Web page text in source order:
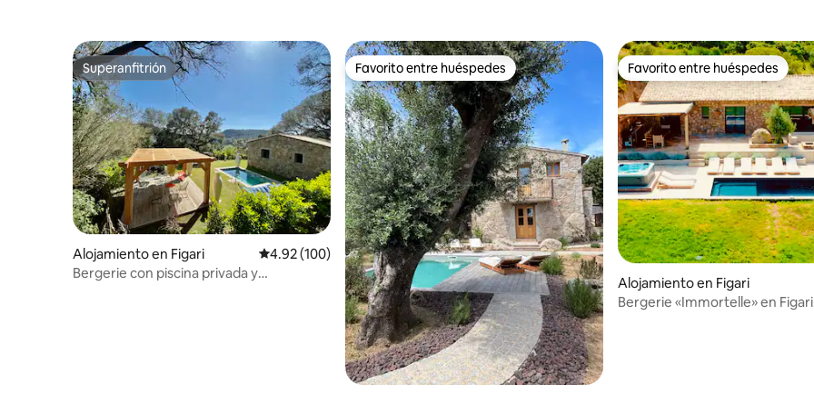
Superanfitrión
Superanfitrión
Alojamiento en Figari Calificación promedio: 4.92 de 5, 100 reseñas
4.92 (100)
Bergerie con piscina privada y
Favorito entre huéspedes
Favorito entre huéspedes Favorito entre huéspedes
Favorito entre huéspedes
Alojamiento en Figari
Bergerie «Immortelle» en Figari